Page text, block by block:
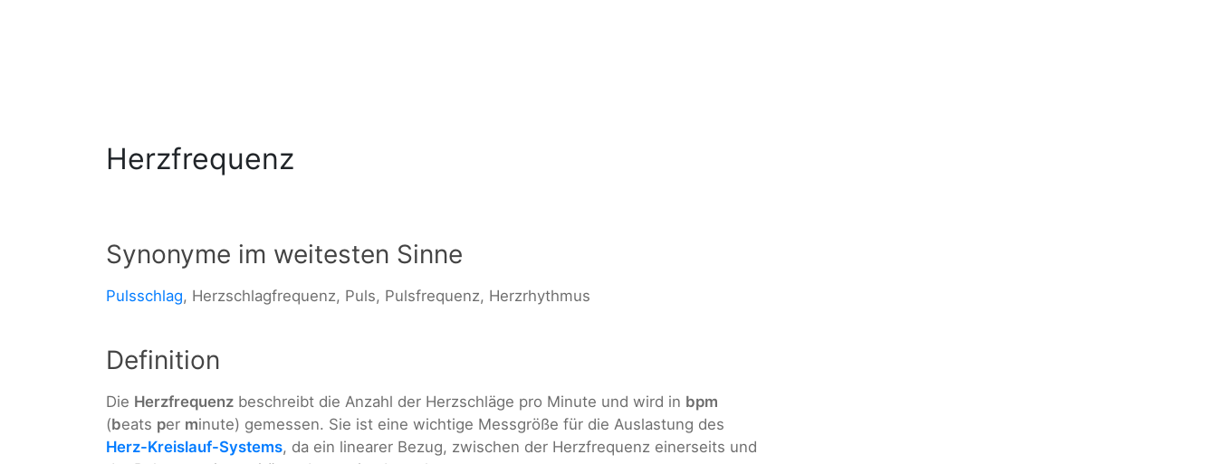
Herzfrequenz
Synonyme im weitesten Sinne
Pulsschlag, Herzschlagfrequenz, Puls, Pulsfrequenz, Herzrhythmus
Definition
Die Herzfrequenz beschreibt die Anzahl der Herzschläge pro Minute und wird in bpm
(beats per minute) gemessen. Sie ist eine wichtige Messgröße für die Auslastung des
Herz-Kreislauf-Systems, da ein linearer Bezug, zwischen der Herzfrequenz einerseits und